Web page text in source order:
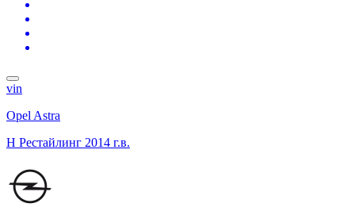
vin
Opel Astra
H Рестайлинг 2014 г.в.